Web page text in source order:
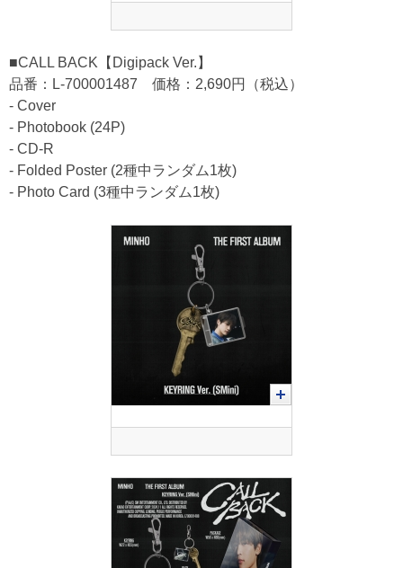
■CALL BACK【Digipack Ver.】
品番：L-700001487 価格：2,690円（税込）
- Cover
- Photobook (24P)
- CD-R
- Folded Poster (2種中ランダム1枚)
- Photo Card (3種中ランダム1枚)